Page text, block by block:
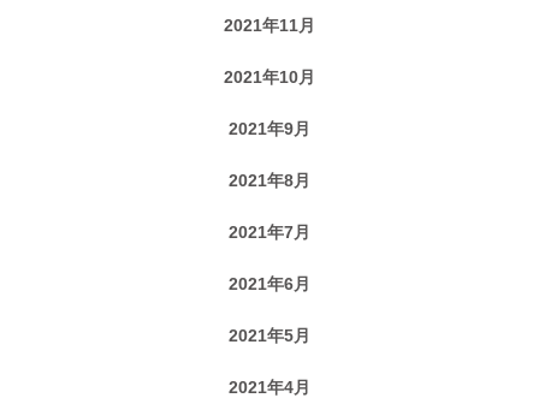
2021年11月
2021年10月
2021年9月
2021年8月
2021年7月
2021年6月
2021年5月
2021年4月